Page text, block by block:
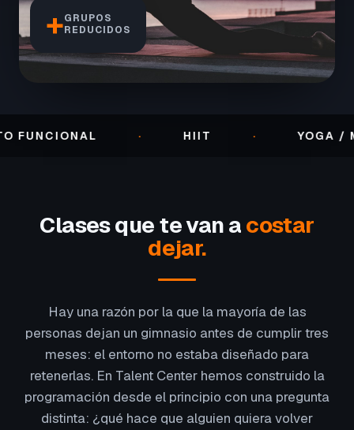
+GRUPOS
REDUCIDOS
· HIIT · YOGA /
Clases que te van acostar
dejar.
Hay una razón por la que la mayoría de las
personas dejan un gimnasio antes de cumplir tres
meses: el entorno no estaba diseñado para
retenerlas. En Talent Center hemos construido la
programación desde el principio con una pregunta
distinta: ¿qué hace que alguien quiera volver